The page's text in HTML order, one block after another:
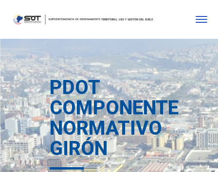
PDOT
COMPONENTE
NORMATIVO
GIRÓN